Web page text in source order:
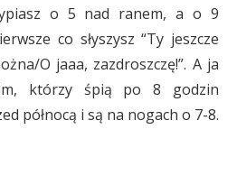
o 5 nad ranem, a o 9
co słyszysz “Ty jeszcze
O jaaa, zazdroszczę!”. A ja
którzy śpią po 8 godzin
północą i są na nogach o 7-8.